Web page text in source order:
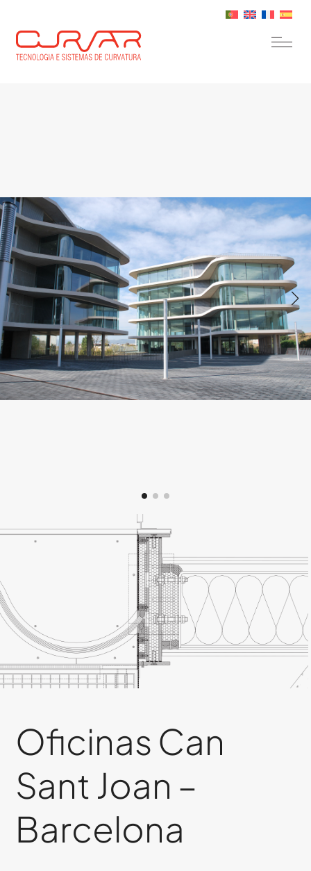
Oficinas Can
Sant Joan –
Barcelona